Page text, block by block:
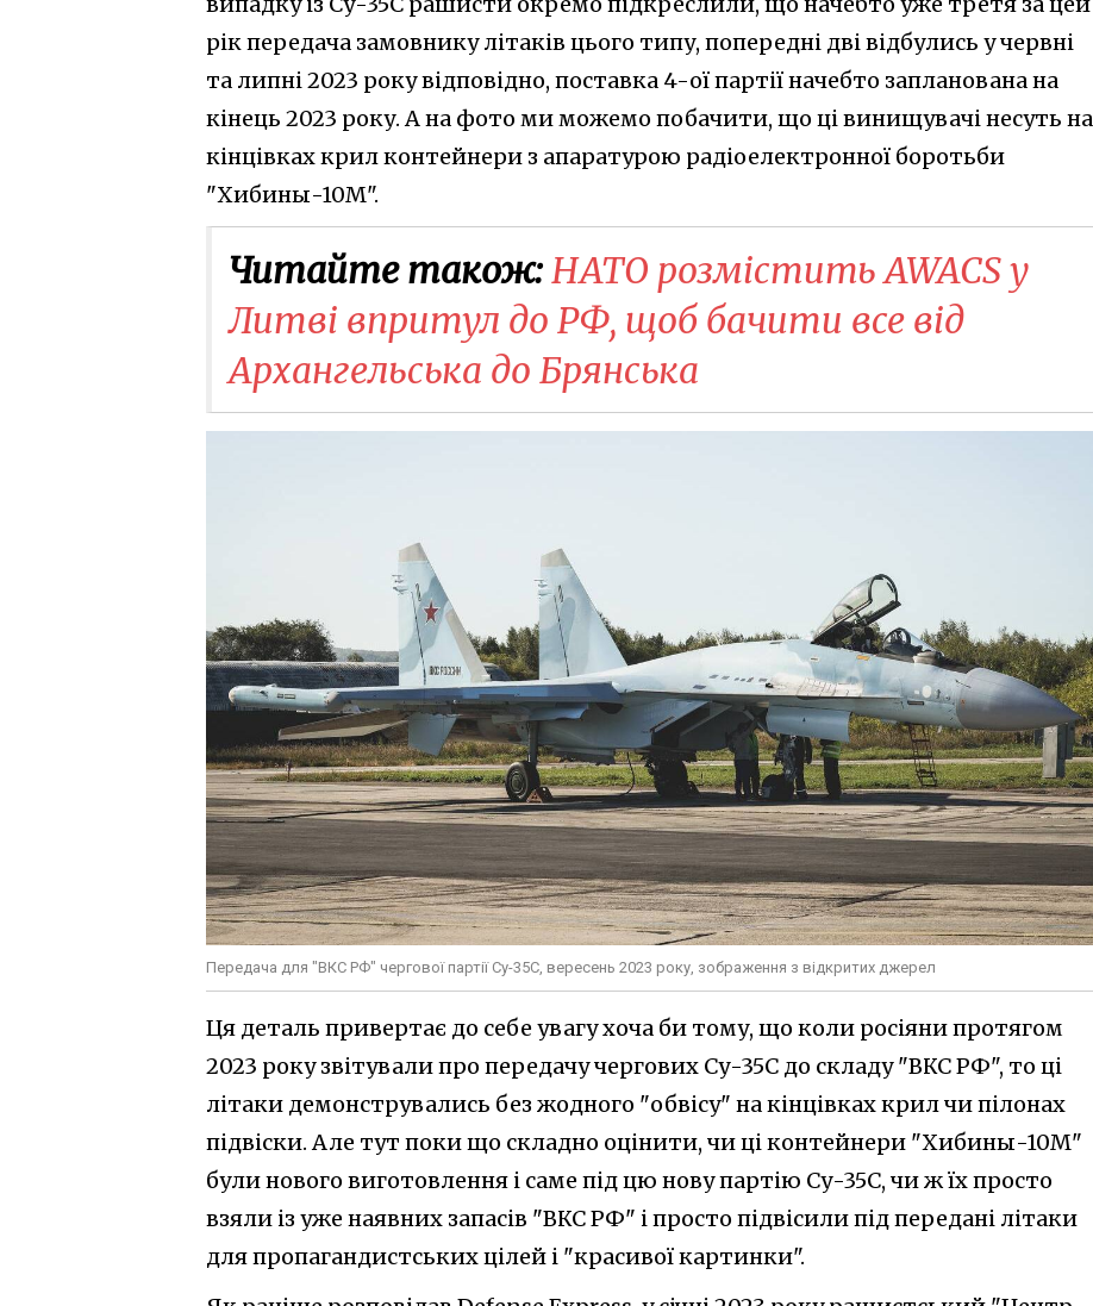
рік передача замовнику літаків цього типу, попередні дві відбулись у червні
та липні 2023 року відповідно, поставка 4-ої партії начебто запланована на
кінець 2023 року. А на фото ми можемо побачити, що ці винищувачі несуть на
кінцівках крил контейнери з апаратурою радіоелектронної боротьби
"Хибины-10М".
Читайте також:НАТО розмістить AWACS у
Литві впритул до РФ, щоб бачити все від
Архангельська до Брянська
Передача для "ВКС РФ" чергової партії Су-35С, вересень 2023 року, зображення з відкритих джерел
Ця деталь привертає до себе увагу хоча би тому, що коли росіяни протягом
2023 року звітували про передачу чергових Су-35С до складу "ВКС РФ", то ці
літаки демонструвались без жодного "обвісу" на кінцівках крил чи пілонах
підвіски. Але тут поки що складно оцінити, чи ці контейнери "Хибины-10М"
були нового виготовлення і саме під цю нову партію Су-35С, чи ж їх просто
взяли із уже наявних запасів "ВКС РФ" і просто підвісили під передані літаки
для пропагандистських цілей і "красивої картинки".